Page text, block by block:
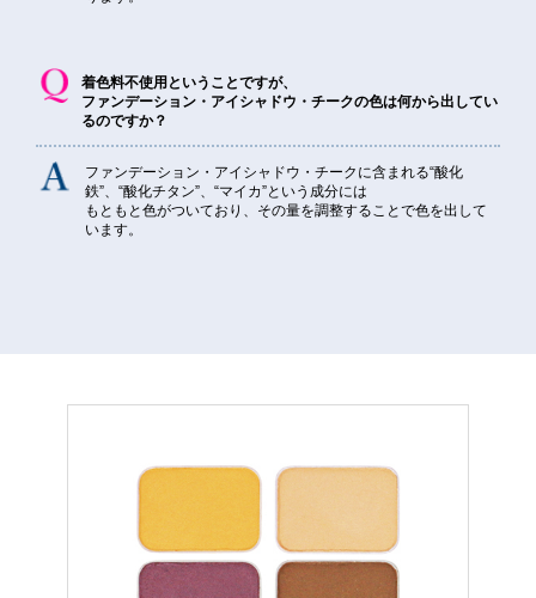
着色料不使用ということですが、
ファンデーション・アイシャドウ・チークの色は何から出してい
るのですか？
ファンデーション・アイシャドウ・チークに含まれる“酸化
鉄”、“酸化チタン”、“マイカ”という成分には
もともと色がついており、その量を調整することで色を出して
います。